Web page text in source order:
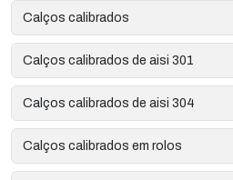
Calços calibrados
Calços calibrados de aisi 301
Calços calibrados de aisi 304
Calços calibrados em rolos